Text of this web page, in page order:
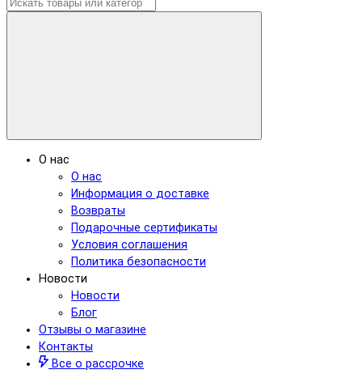
О нас
О нас
Информация о доставке
Возвраты
Подарочные сертификаты
Условия соглашения
Политика безопасности
Новости
Новости
Блог
Отзывы о магазине
Контакты
Все о рассрочке